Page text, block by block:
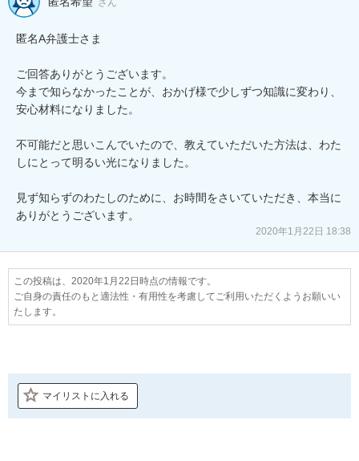
匿名A弁護士さま
ご回答ありがとうございます。
今まで知らなかったことが、おかげ様で少しずつ知識に変わり、
安心材料になりました。
不可能だと思いこんでいたので、教えていただいた方法は、わた
しにとって明るい光になりました。
見ず知らずのわたしのために、お時間をさいていただき、本当に
ありがとうございます。
2020年1月22日 18:38
この投稿は、2020年1月22日時点の情報です。
ご自身の責任のもと適法性・有用性を考慮してご利用いただくようお願いい
たします。
マイリストに入れる